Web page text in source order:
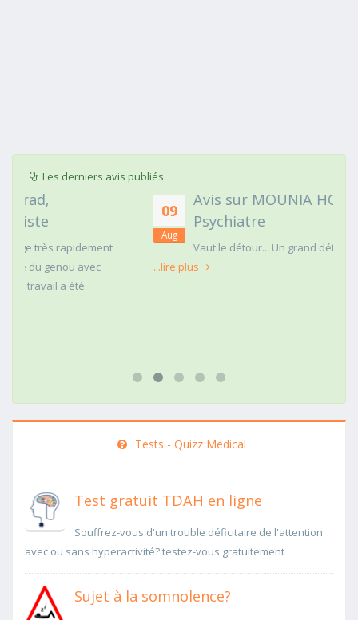
Les derniers avis publiés
Avis sur MOUNIA HOUSSAIM,
Psychiatre
Vaut le détour... Un grand détour !!
...lire plus
Tests - Quizz Medical
Test gratuit TDAH en ligne
Souffrez-vous d'un trouble déficitaire de l'attention
avec ou sans hyperactivité? testez-vous gratuitement
Sujet à la somnolence?